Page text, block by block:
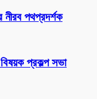
পথপ্রদর্শক
প্রকল্প সভা